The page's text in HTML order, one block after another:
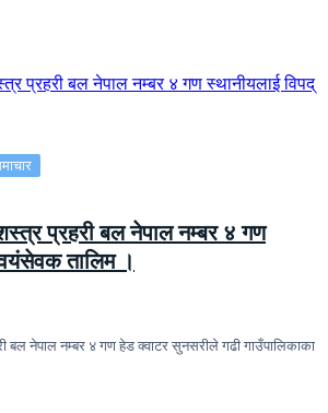
प्रहरी बल नेपाल नम्बर ४ गण
तालिम ।
बल नेपाल नम्बर ४ गण हेड क्वाटर सुनसरीले गढी गाउँपालिकाका